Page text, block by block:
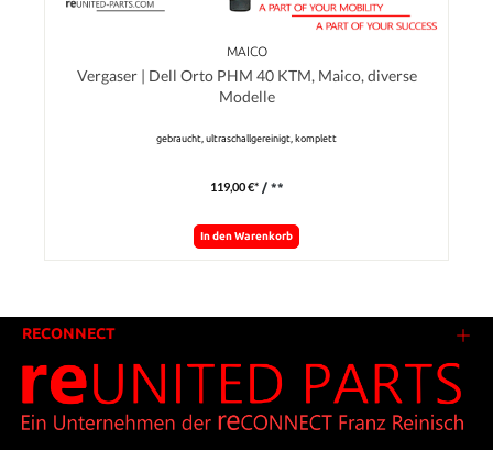
MAICO
Vergaser | Dell Orto PHM 40 KTM, Maico, diverse
Modelle
gebraucht, ultraschallgereinigt, komplett
119,00 €* / **
In den Warenkorb
RECONNECT